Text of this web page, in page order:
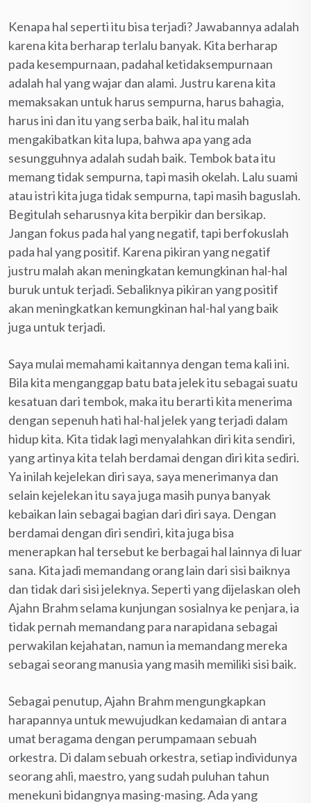
Kenapa hal seperti itu bisa terjadi? Jawabannya adalah
karena kita berharap terlalu banyak. Kita berharap
pada kesempurnaan, padahal ketidaksempurnaan
adalah hal yang wajar dan alami. Justru karena kita
memaksakan untuk harus sempurna, harus bahagia,
harus ini dan itu yang serba baik, hal itu malah
mengakibatkan kita lupa, bahwa apa yang ada
sesungguhnya adalah sudah baik. Tembok bata itu
memang tidak sempurna, tapi masih okelah. Lalu suami
atau istri kita juga tidak sempurna, tapi masih baguslah.
Begitulah seharusnya kita berpikir dan bersikap.
Jangan fokus pada hal yang negatif, tapi berfokuslah
pada hal yang positif. Karena pikiran yang negatif
justru malah akan meningkatan kemungkinan hal-hal
buruk untuk terjadi. Sebaliknya pikiran yang positif
akan meningkatkan kemungkinan hal-hal yang baik
juga untuk terjadi.
Saya mulai memahami kaitannya dengan tema kali ini.
Bila kita menganggap batu bata jelek itu sebagai suatu
kesatuan dari tembok, maka itu berarti kita menerima
dengan sepenuh hati hal-hal jelek yang terjadi dalam
hidup kita. Kita tidak lagi menyalahkan diri kita sendiri,
yang artinya kita telah berdamai dengan diri kita sediri.
Ya inilah kejelekan diri saya, saya menerimanya dan
selain kejelekan itu saya juga masih punya banyak
kebaikan lain sebagai bagian dari diri saya. Dengan
berdamai dengan diri sendiri, kita juga bisa
menerapkan hal tersebut ke berbagai hal lainnya di luar
sana. Kita jadi memandang orang lain dari sisi baiknya
dan tidak dari sisi jeleknya. Seperti yang dijelaskan oleh
Ajahn Brahm selama kunjungan sosialnya ke penjara, ia
tidak pernah memandang para narapidana sebagai
perwakilan kejahatan, namun ia memandang mereka
sebagai seorang manusia yang masih memiliki sisi baik.
Sebagai penutup, Ajahn Brahm mengungkapkan
harapannya untuk mewujudkan kedamaian di antara
umat beragama dengan perumpamaan sebuah
orkestra. Di dalam sebuah orkestra, setiap individunya
seorang ahli, maestro, yang sudah puluhan tahun
menekuni bidangnya masing-masing. Ada yang